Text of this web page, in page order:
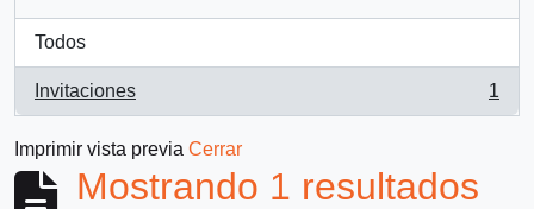
Todos
Invitaciones
, 1 resultados
1
Imprimir vista previa Cerrar
Mostrando 1 resultados